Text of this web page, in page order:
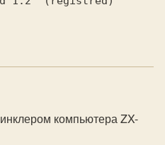
компьютера ZX-